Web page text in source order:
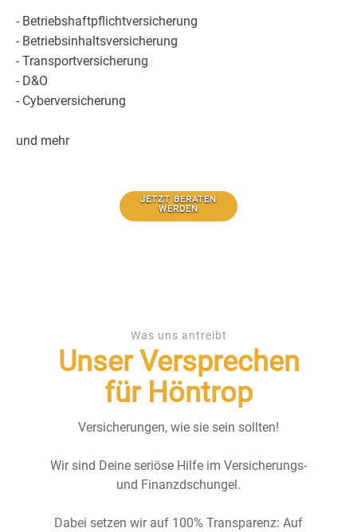
- Betriebshaftpflichtversicherung
- Betriebsinhaltsversicherung
- Transportversicherung
- D&O
- Cyberversicherung
und mehr
JETZT BERATEN
WERDEN
Was uns antreibt
Unser Versprechen
für Höntrop
Versicherungen, wie sie sein sollten!
Wir sind Deine seriöse Hilfe im Versicherungs-
und Finanzdschungel.
Dabei setzen wir auf 100% Transparenz: Auf